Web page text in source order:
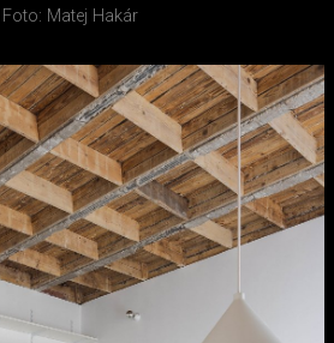
Foto: Matej Hakár